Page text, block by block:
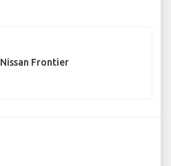
Nissan Frontier